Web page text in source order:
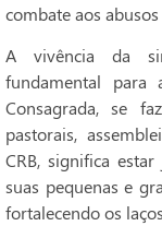
combate aos
A vivência da
fundamental para
Consagrada, se
pastorais,
CRB, significa
suas pequenas e
fortalecendo os